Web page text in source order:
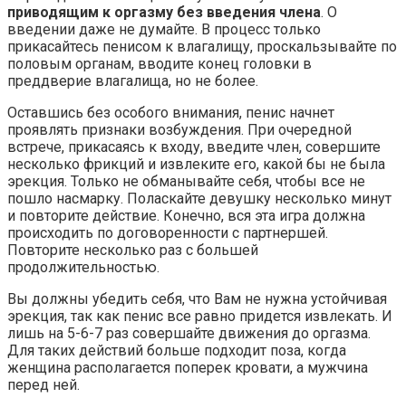
приводящим к оргазму без введения члена. О
введении даже не думайте. В процесс только
прикасайтесь пенисом к влагалищу, проскальзывайте по
половым органам, вводите конец головки в
преддверие влагалища, но не более.
Оставшись без особого внимания, пенис начнет
проявлять признаки возбуждения. При очередной
встрече, прикасаясь к входу, введите член, совершите
несколько фрикций и извлеките его, какой бы не была
эрекция. Только не обманывайте себя, чтобы все не
пошло насмарку. Поласкайте девушку несколько минут
и повторите действие. Конечно, вся эта игра должна
происходить по договоренности с партнершей.
Повторите несколько раз с большей
продолжительностью.
Вы должны убедить себя, что Вам не нужна устойчивая
эрекция, так как пенис все равно придется извлекать. И
лишь на 5-6-7 раз совершайте движения до оргазма.
Для таких действий больше подходит поза, когда
женщина располагается поперек кровати, а мужчина
перед ней.